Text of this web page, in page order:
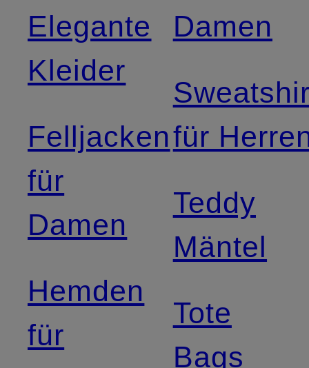
Elegante
Kleider
Felljacken
für
Damen
Hemden
für
Damen
für
Teddy
Mäntel
Tote
Bags